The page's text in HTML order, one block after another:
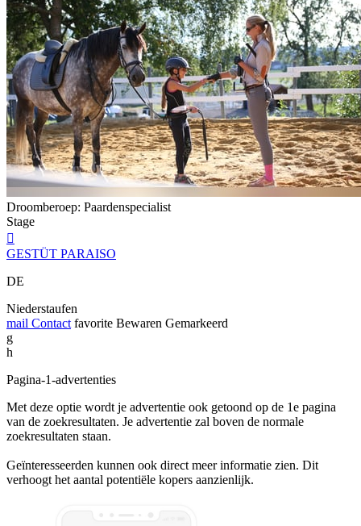
Droomberoep: Paardenspecialist
Stage

GESTÜT PARAISO
DE
Niederstaufen
mail Contact favorite Bewaren Gemarkeerd
g
h
Pagina-1-advertenties
Met deze optie wordt je advertentie ook getoond op de 1e pagina
van de zoekresultaten. Je advertentie zal boven de normale
zoekresultaten staan.
Geïnteresseerden kunnen ook direct meer informatie zien. Dit
verhoogt het aantal potentiële kopers aanzienlijk.